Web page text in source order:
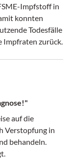
Impfstoff in
konnten
Todesfälle
Impfraten zurück.
auf die
Verstopfung in
behandeln.